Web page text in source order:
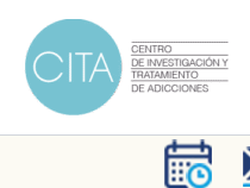
contenido